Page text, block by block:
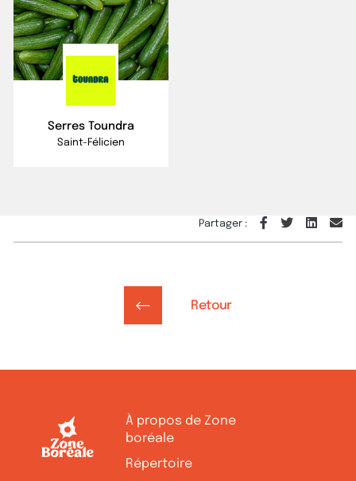
Serres Toundra
Saint-Félicien
Partager :
Retour
À propos de Zone
boréale
Répertoire